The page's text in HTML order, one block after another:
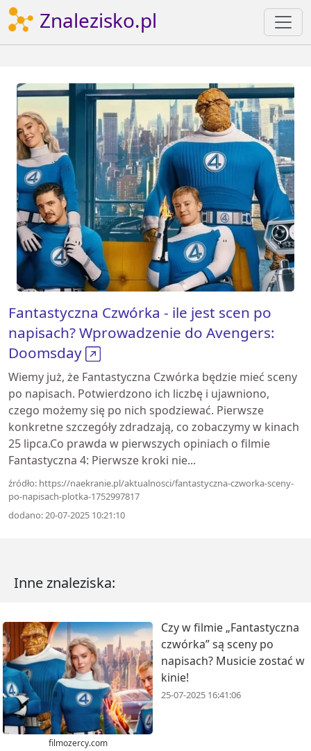
Znalezisko.pl
Fantastyczna Czwórka - ile jest scen po
napisach? Wprowadzenie do Avengers:
Doomsday
Wiemy już, że Fantastyczna Czwórka będzie mieć sceny
po napisach. Potwierdzono ich liczbę i ujawniono,
czego możemy się po nich spodziewać. Pierwsze
konkretne szczegóły zdradzają, co zobaczymy w kinach
25 lipca.Co prawda w pierwszych opiniach o filmie
Fantastyczna 4: Pierwsze kroki nie...
źródło: https://naekranie.pl/aktualnosci/fantastyczna-czworka-sceny-
po-napisach-plotka-1752997817
dodano: 20-07-2025 10:21:10
Inne znaleziska:
filmozercy.com
Czy w filmie „Fantastyczna
czwórka” są sceny po
napisach? Musicie zostać w
kinie!
25-07-2025 16:41:06